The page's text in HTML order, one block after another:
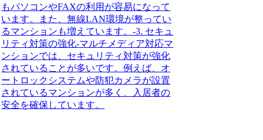
もパソコンやFAXの利用が容易になって
います。また、無線LAN環境が整ってい
るマンションも増えています。-3. セキュ
リティ対策の強化-マルチメディア対応マ
ンションでは、セキュリティ対策が強化
されていることが多いです。例えば、オ
ートロックシステムや防犯カメラが設置
されているマンションが多く、入居者の
安全を確保しています。